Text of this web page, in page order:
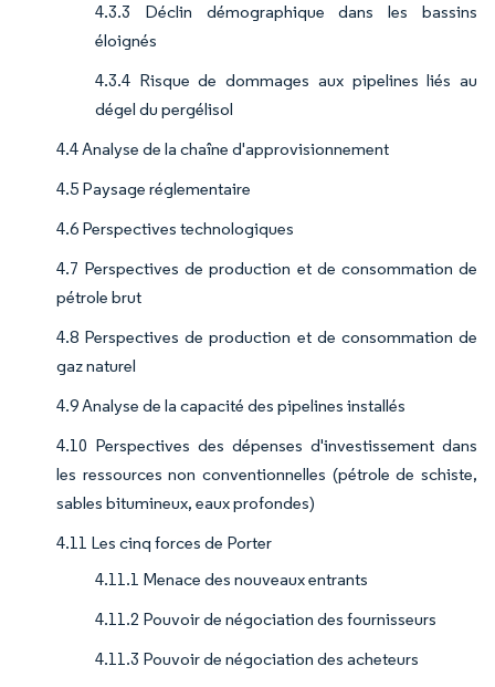
4.3.3 Déclin démographique dans les bassins
éloignés
4.3.4 Risque de dommages aux pipelines liés au
dégel du pergélisol
4.4 Analyse de la chaîne d'approvisionnement
4.5 Paysage réglementaire
4.6 Perspectives technologiques
4.7 Perspectives de production et de consommation de
pétrole brut
4.8 Perspectives de production et de consommation de
gaz naturel
4.9 Analyse de la capacité des pipelines installés
4.10 Perspectives des dépenses d'investissement dans
les ressources non conventionnelles (pétrole de schiste,
sables bitumineux, eaux profondes)
4.11 Les cinq forces de Porter
4.11.1 Menace des nouveaux entrants
4.11.2 Pouvoir de négociation des fournisseurs
4.11.3 Pouvoir de négociation des acheteurs